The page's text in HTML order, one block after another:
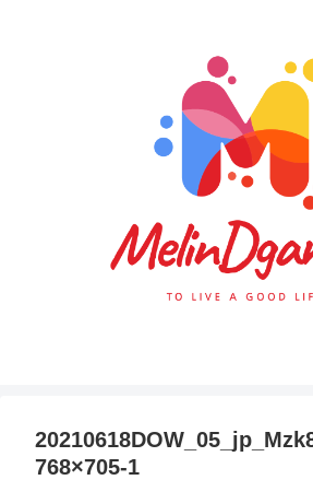
768×705-1